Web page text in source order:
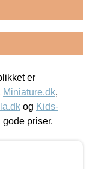
er
Miniature.dk,
og Kids-
gode priser.